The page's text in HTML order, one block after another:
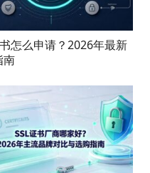
怎么申请？2026年最新
南